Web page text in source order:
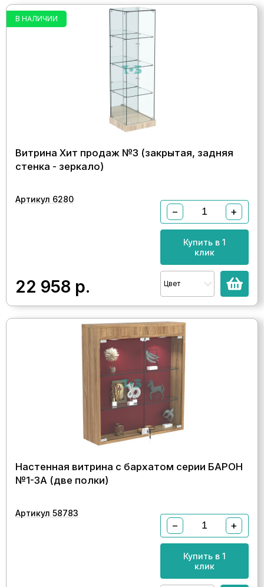
В НАЛИЧИИ
Витрина Хит продаж №3 (закрытая, задняя
стенка - зеркало)
Артикул 6280
22 958 р.
− +
Купить в 1
клик
Цвет
Настенная витрина с бархатом серии БАРОН
№1-3А (две полки)
Артикул 58783
− +
Купить в 1
клик